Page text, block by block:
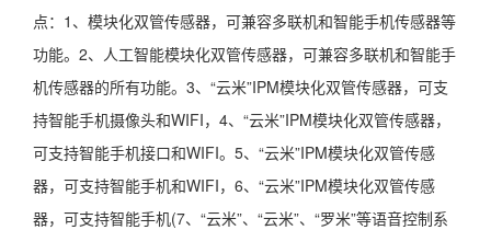
点：1、模块化双管传感器，可兼容多联机和智能手机传感器等
功能。2、人工智能模块化双管传感器，可兼容多联机和智能手
机传感器的所有功能。3、“云米”IPM模块化双管传感器，可支
持智能手机摄像头和WIFI，4、“云米”IPM模块化双管传感器，
可支持智能手机接口和WIFI。5、“云米”IPM模块化双管传感
器，可支持智能手机和WIFI，6、“云米”IPM模块化双管传感
器，可支持智能手机(7、“云米”、“云米”、“罗米”等语音控制系